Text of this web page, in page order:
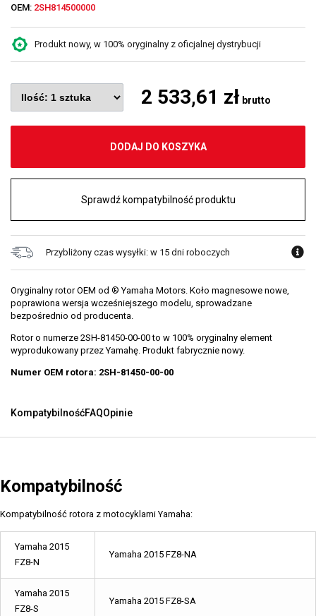
OEM: 2SH814500000
Produkt nowy, w 100% oryginalny z oficjalnej dystrybucji
2 533,61 zł brutto
DODAJ DO KOSZYKA
Sprawdź kompatybilność produktu
Przybliżony czas wysyłki: w 15 dni roboczych
Oryginalny rotor OEM od ® Yamaha Motors. Koło magnesowe nowe,
poprawiona wersja wcześniejszego modelu, sprowadzane
bezpośrednio od producenta.
Rotor o numerze 2SH-81450-00-00 to w 100% oryginalny element
wyprodukowany przez Yamahę. Produkt fabrycznie nowy.
Numer OEM rotora: 2SH-81450-00-00
KompatybilnośćFAQOpinie
Kompatybilność
Kompatybilność rotora z motocyklami Yamaha:
Yamaha 2015
FZ8-N
Yamaha 2015 FZ8-NA
Yamaha 2015
FZ8-S
Yamaha 2015 FZ8-SA